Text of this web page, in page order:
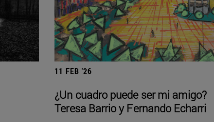
11 FEB '26
¿Un cuadro puede ser mi amigo?
Teresa Barrio y Fernando Echarri